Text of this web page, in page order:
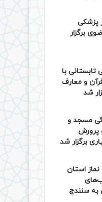
پزشکی
برگزار
با
و معارف
شد
مسجد و
پرورش
برگزار شد
استان
به سنندج